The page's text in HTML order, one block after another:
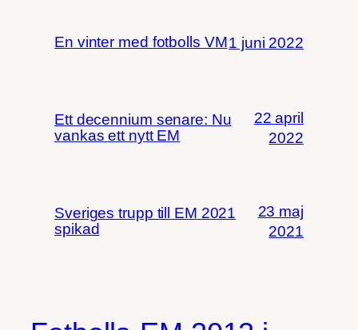
En vinter med fotbolls VM1 juni 2022
Ett decennium senare: Nu
vankas ett nytt EM
22 april
2022
Sveriges trupp till EM 2021
spikad
23 maj
2021